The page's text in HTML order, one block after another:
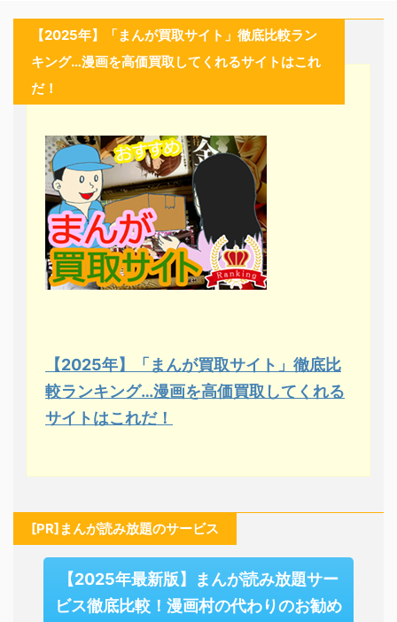
【2025年】「まんが買取サイト」徹底比較ラン
キング…漫画を高価買取してくれるサイトはこれ
だ！
【2025年】「まんが買取サイト」徹底比
較ランキング…漫画を高価買取してくれる
サイトはこれだ！
[PR]まんが読み放題のサービス
【2025年最新版】まんが読み放題サー
ビス徹底比較！漫画村の代わりのお勧め